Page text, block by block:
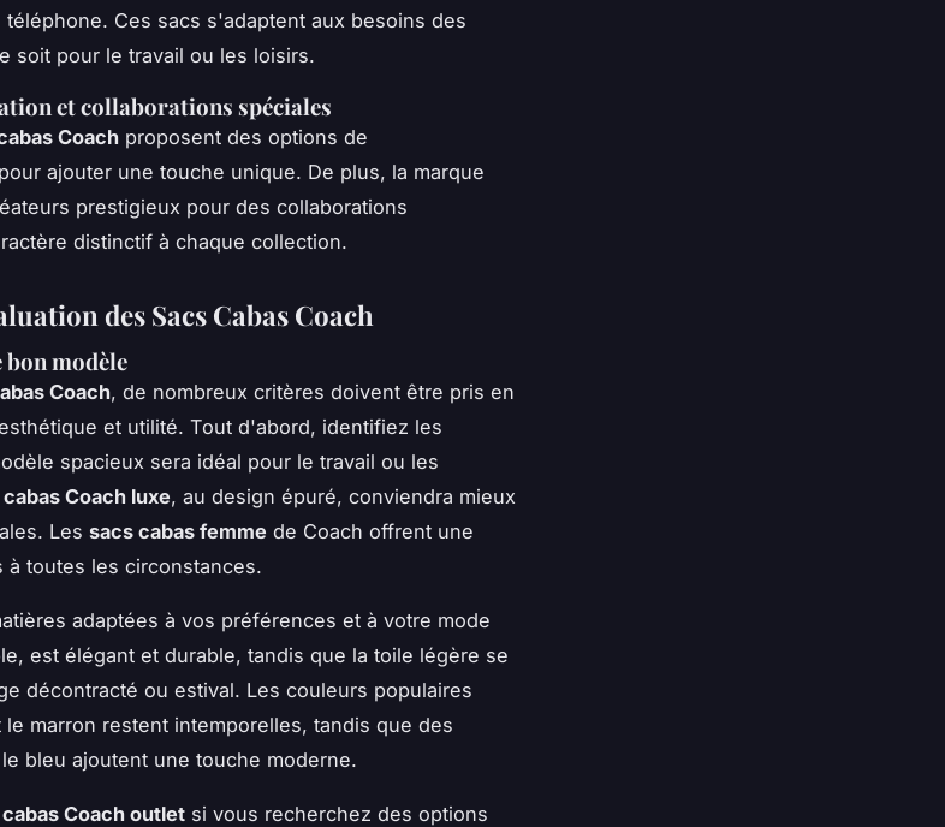
Ces sacs s'adaptent aux besoins des
soit pour le travail ou les loisirs.
et collaborations spéciales
Coach proposent des options de
ajouter une touche unique. De plus, la marque
prestigieux pour des collaborations
distinctif à chaque collection.
des Sacs Cabas Coach
modèle
Coach, de nombreux critères doivent être pris en
et utilité. Tout d'abord, identifiez les
spacieux sera idéal pour le travail ou les
Coach luxe, au design épuré, conviendra mieux
Les sacs cabas femme de Coach offrent une
à toutes les circonstances.
adaptées à vos préférences et à votre mode
est élégant et durable, tandis que la toile légère se
décontracté ou estival. Les couleurs populaires
marron restent intemporelles, tandis que des
bleu ajoutent une touche moderne.
Coach outlet si vous recherchez des options